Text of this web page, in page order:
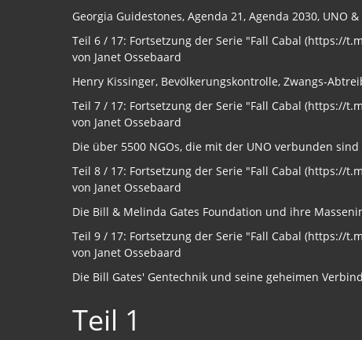
Georgia Guidestones, Agenda 21, Agenda 2030, UNO
Teil 6 / 17: Fortsetzung der Serie "Fall Cabal (https://
von Janet Ossebaard
Henry Kissinger, Bevölkerungskontrolle, Zwangs-
Teil 7 / 17: Fortsetzung der Serie "Fall Cabal (https://
von Janet Ossebaard
Die über 5500 NGOs, die mit der UNO verbunden
Teil 8 / 17: Fortsetzung der Serie "Fall Cabal (https://
von Janet Ossebaard
Die Bill & Melinda Gates Foundation und ihre
Teil 9 / 17: Fortsetzung der Serie "Fall Cabal (https://
von Janet Ossebaard
Die Bill Gates' Gentechnik und seine geheimen
Teil 1